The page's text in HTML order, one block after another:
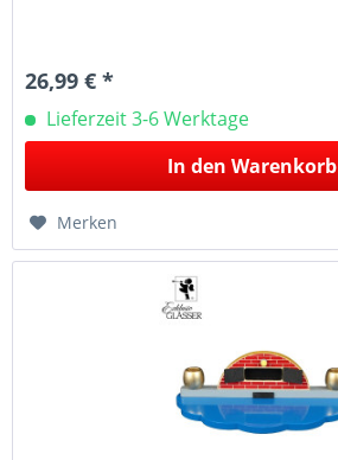
26,99 € *
Lieferzeit 3-6 Werktage
In den Warenkorb
Merken